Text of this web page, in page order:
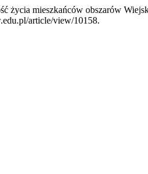
życia mieszkańców obszarów
article/view/10158.